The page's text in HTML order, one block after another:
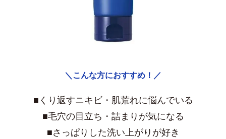
＼こんな方におすすめ！／
■くり返すニキビ・肌荒れに悩んでいる
■毛穴の目立ち・詰まりが気になる
■さっぱりした洗い上がりが好き